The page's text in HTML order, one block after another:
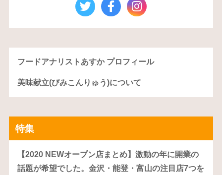
フードアナリストあすか プロフィール
美味献立(びみこんりゅう)について
特集
【2020 NEWオープン店まとめ】激動の年に開業の
話題が希望でした。金沢・能登・富山の注目店7つを